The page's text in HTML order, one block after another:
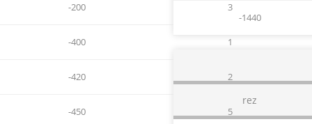
-200 3
-400 1
-420 2
-450 5
-1440
rez